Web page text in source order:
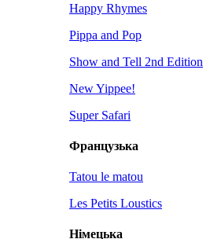
Happy Rhymes
Pippa and Pop
Show and Tell 2nd Edition
New Yippee!
Super Safari
Французька
Tatou le matou
Les Petits Loustics
Німецька